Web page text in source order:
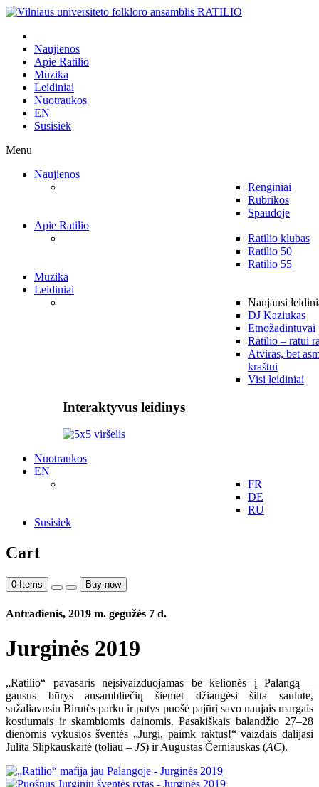
Naujienos
Apie Ratilio
Muzika
Leidiniai
Nuotraukos
EN
Susisiek
Menu
Naujienos
Renginiai
Rubrikos
Spaudoje
Apie Ratilio
Ratilio klubas
Ratilio 50
Ratilio 55
Muzika
Leidiniai
Naujausi
DJ Kaziukas
Etnožadintuvai
Ratilio – ratui
Atviras, bet
kraštui
Visi leidiniai
Interaktyvus leidinys
Nuotraukos
EN
FR
DE
RU
Susisiek
Cart
0 Items Buy now
Antradienis, 2019 m. gegužės 7 d.
Jurginės 2019
„Ratilio“ pavasaris neįsivaizduojamas be kelionės į Palangą –
gausus būrys ansambliečių šiemet džiaugėsi šilta saulute,
sužaliavusiu Birutės parku ir patys puošė pajūrį savo naujais margais
kostiumais ir skambiomis dainomis. Pasakiškais balandžio 27–28
dienomis vykusios šventės „Jurgi, paimk raktus!“ vaizdais dalijasi
Julita Slipkauskaitė (toliau – JS) ir Augustas Černiauskas (AC).